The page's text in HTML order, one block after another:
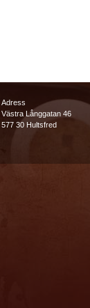
Adress
Västra Långgatan 46
577 30 Hultsfred